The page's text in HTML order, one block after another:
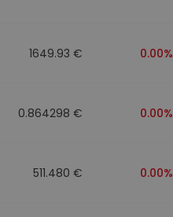
1649.93 € 0.00%
0.864298 € 0.00%
511.480 € 0.00%